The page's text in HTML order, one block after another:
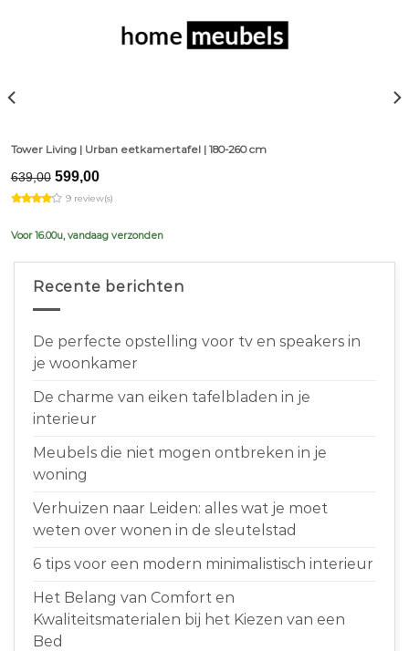
Tower Living | Urban eetkamertafel | 180-260 cm
639,00 Original
price
was:
599,00Current
is:
9 review(s)
Voor 16.00u, vandaag verzonden
Recente berichten
De perfecte opstelling voor tv en speakers in
je woonkamer
De charme van eiken tafelbladen in je
interieur
Meubels die niet mogen ontbreken in je
woning
Verhuizen naar Leiden: alles wat je moet
weten over wonen in de sleutelstad
6 tips voor een modern minimalistisch interieur
Het Belang van Comfort en
Kwaliteitsmaterialen bij het Kiezen van een
Bed